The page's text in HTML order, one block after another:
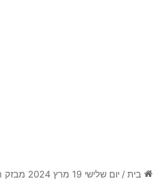
בית/יום שלישי 19 מרץ 2024 מבזק חדשות כלכלה